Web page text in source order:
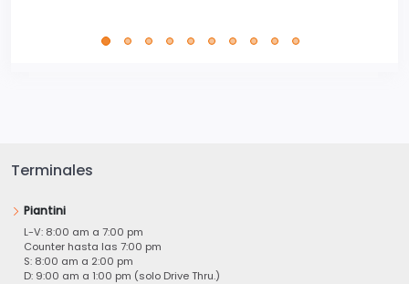
Terminales
Piantini
L-V: 8:00 am a 7:00 pm
Counter hasta las 7:00 pm
S: 8:00 am a 2:00 pm
D: 9:00 am a 1:00 pm (solo Drive Thru.)